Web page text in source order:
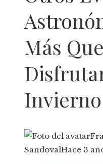
Más Que
Invierno
SandovalHace 3